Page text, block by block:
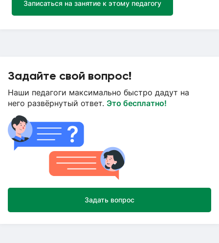
Записаться на занятие к этому педагогу
Задайте свой вопрос!
Наши педагоги максимально быстро дадут на
него развёрнутый ответ. Это бесплатно!
Задать вопрос